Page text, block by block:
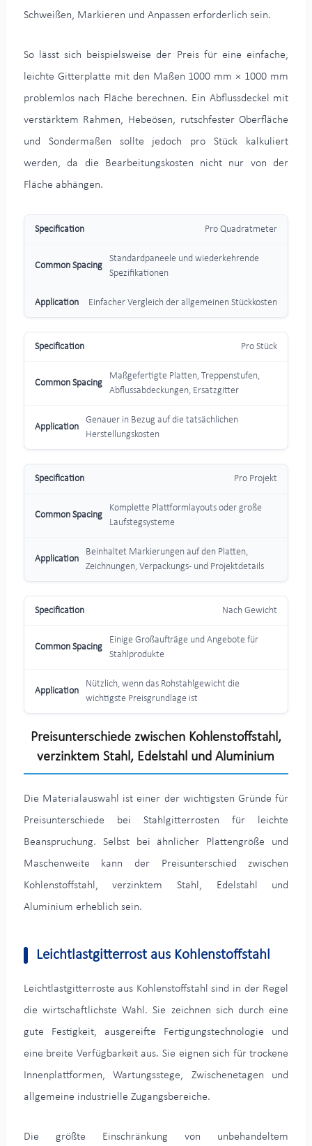
Schweißen, Markieren und Anpassen erforderlich sein.
So lässt sich beispielsweise der Preis für eine einfache,
leichte Gitterplatte mit den Maßen 1000 mm × 1000 mm
problemlos nach Fläche berechnen. Ein Abflussdeckel mit
verstärktem Rahmen, Hebeösen, rutschfester Oberfläche
und Sondermaßen sollte jedoch pro Stück kalkuliert
werden, da die Bearbeitungskosten nicht nur von der
Fläche abhängen.
Pro Quadratmeter
Standardpaneele und wiederkehrende
Spezifikationen
Einfacher Vergleich der allgemeinen Stückkosten
Pro Stück
Maßgefertigte Platten, Treppenstufen,
Abflussabdeckungen, Ersatzgitter
Genauer in Bezug auf die tatsächlichen
Herstellungskosten
Pro Projekt
Komplette Plattformlayouts oder große
Laufstegsysteme
Beinhaltet Markierungen auf den Platten,
Zeichnungen, Verpackungs- und Projektdetails
Nach Gewicht
Einige Großaufträge und Angebote für
Stahlprodukte
Nützlich, wenn das Rohstahlgewicht die
wichtigste Preisgrundlage ist
Preisunterschiede zwischen Kohlenstoffstahl,
verzinktem Stahl, Edelstahl und Aluminium
Die Materialauswahl ist einer der wichtigsten Gründe für
Preisunterschiede bei Stahlgitterrosten für leichte
Beanspruchung. Selbst bei ähnlicher Plattengröße und
Maschenweite kann der Preisunterschied zwischen
Kohlenstoffstahl, verzinktem Stahl, Edelstahl und
Aluminium erheblich sein.
Leichtlastgitterrost aus Kohlenstoffstahl
Leichtlastgitterroste aus Kohlenstoffstahl sind in der Regel
die wirtschaftlichste Wahl. Sie zeichnen sich durch eine
gute Festigkeit, ausgereifte Fertigungstechnologie und
eine breite Verfügbarkeit aus. Sie eignen sich für trockene
Innenplattformen, Wartungsstege, Zwischenetagen und
allgemeine industrielle Zugangsbereiche.
Die größte Einschränkung von unbehandeltem